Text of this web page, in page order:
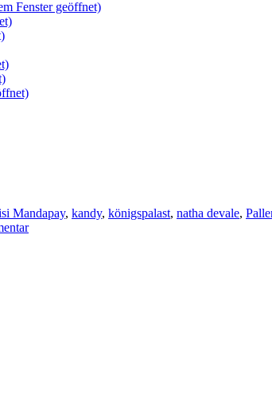
Fenster geöffnet)
Mandapay, kandy, königspalast, natha devale,